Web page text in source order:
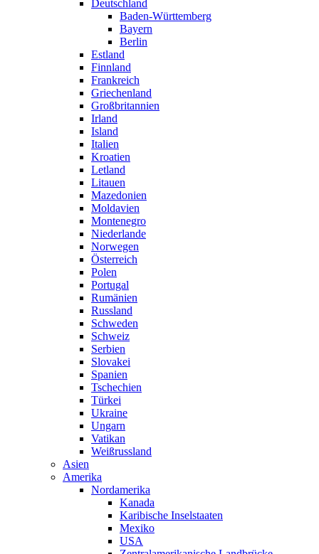
Deutschland
Baden-Württemberg
Bayern
Berlin
Estland
Finnland
Frankreich
Griechenland
Großbritannien
Irland
Island
Italien
Kroatien
Letland
Litauen
Mazedonien
Moldavien
Montenegro
Niederlande
Norwegen
Österreich
Polen
Portugal
Rumänien
Russland
Schweden
Schweiz
Serbien
Slovakei
Spanien
Tschechien
Türkei
Ukraine
Ungarn
Vatikan
Weißrussland
Asien
Amerika
Nordamerika
Kanada
Karibische Inselstaaten
Mexiko
USA